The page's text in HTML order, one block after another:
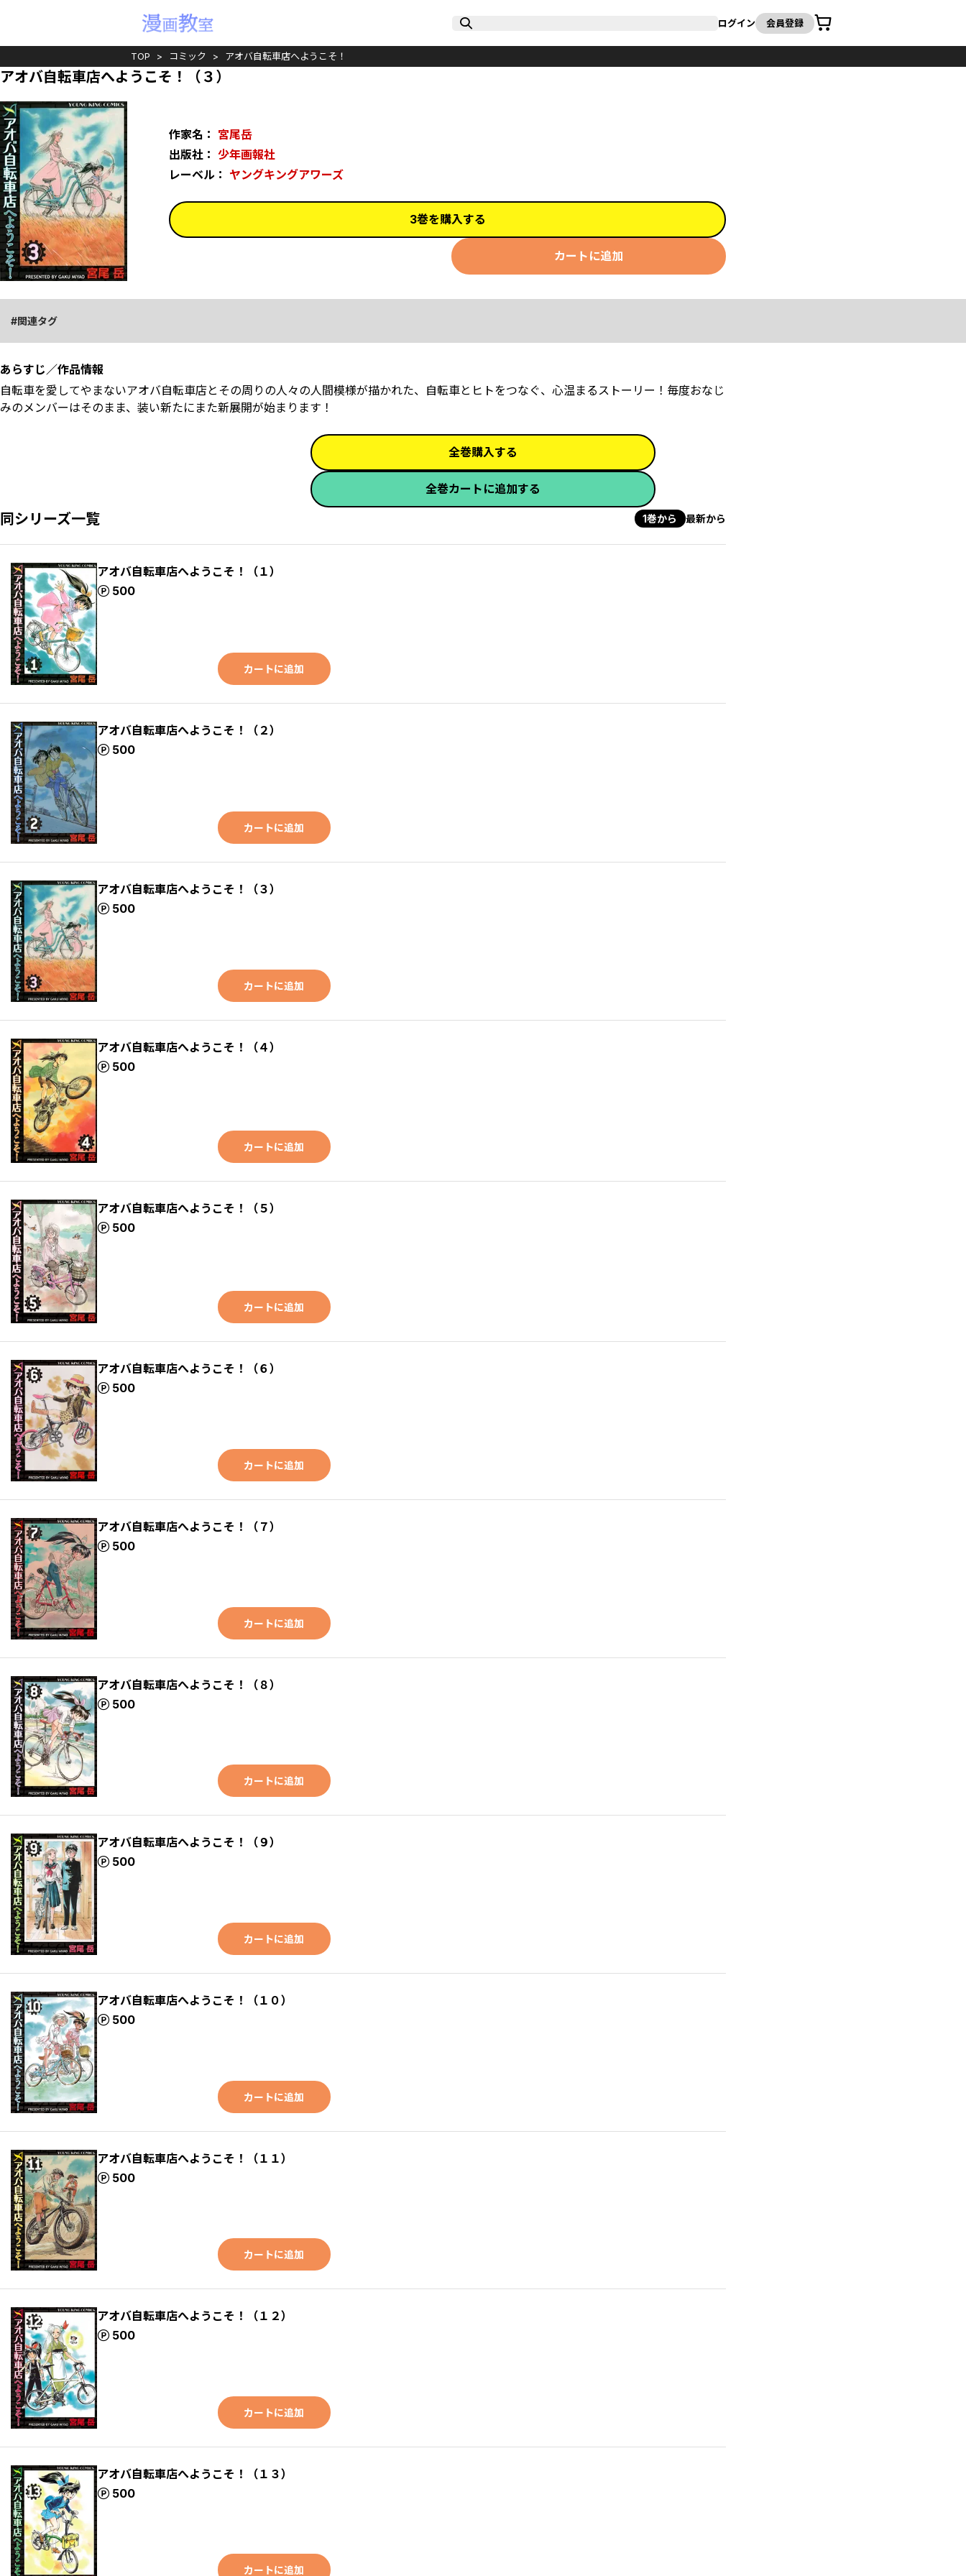
ログイン 会員登録
カート
TOP コミック アオバ自転車店へようこそ！
アオバ自転車店へようこそ！（３）
作家名： 宮尾岳
出版社： 少年画報社
レーベル： ヤングキングアワーズ
3巻を購入する
カートに追加
関連タグ
あらすじ／作品情報
自転車を愛してやまないアオバ自転車店とその周りの人々の人間模様が描かれた、自転車とヒトをつなぐ、心温まるストーリー！毎度おなじ
みのメンバーはそのまま、装い新たにまた新展開が始まります！
全巻購入する
全巻カートに追加する
同シリーズ一覧 1巻から 最新から
アオバ自転車店へようこそ！（１）
500
ポイント
カートに追加
アオバ自転車店へようこそ！（２）
500
ポイント
カートに追加
アオバ自転車店へようこそ！（３）
500
ポイント
カートに追加
アオバ自転車店へようこそ！（４）
500
ポイント
カートに追加
アオバ自転車店へようこそ！（５）
500
ポイント
カートに追加
アオバ自転車店へようこそ！（６）
500
ポイント
カートに追加
アオバ自転車店へようこそ！（７）
500
ポイント
カートに追加
アオバ自転車店へようこそ！（８）
500
ポイント
カートに追加
アオバ自転車店へようこそ！（９）
500
ポイント
カートに追加
アオバ自転車店へようこそ！（１０）
500
ポイント
カートに追加
アオバ自転車店へようこそ！（１１）
500
ポイント
カートに追加
アオバ自転車店へようこそ！（１２）
500
ポイント
カートに追加
アオバ自転車店へようこそ！（１３）
500
ポイント
カートに追加